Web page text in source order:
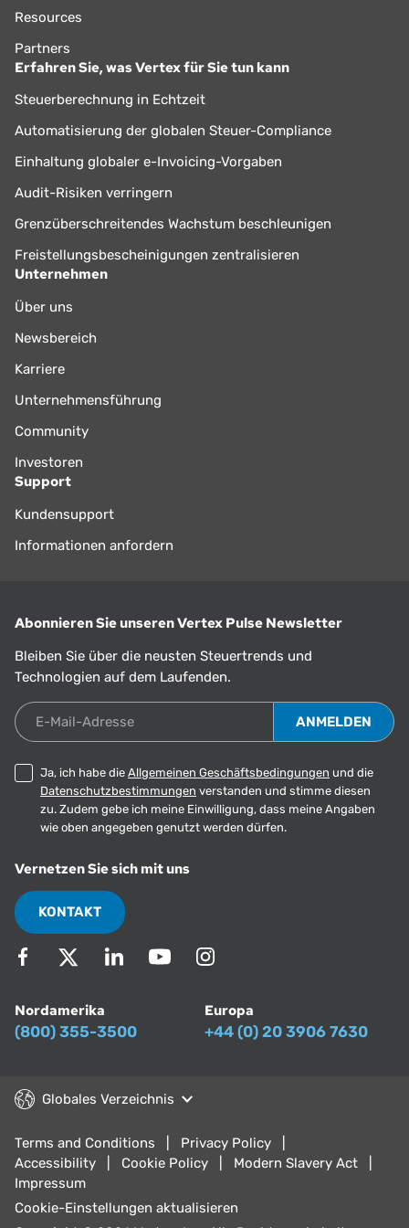
Steuerverwaltungsangebote gespielt hat.
Bevor er zu Vertex kam, war er als Senior Tax Accountant
und Property Tax Manager bei Foamex International, Inc.
tätig, einem Hersteller und Vermarkter von Schaumstoff
Mellon hatte außerdem mehrere Funktionen bei The
Franklin Mint inne und ist Mitglied des Institute of
Resources
Partners
Erfahren Sie, was Vertex für Sie tun kann
Steuerberechnung in Echtzeit
Automatisierung der globalen Steuer-Compliance
Einhaltung globaler e-Invoicing-Vorgaben
Audit-Risiken verringern
Grenzüberschreitendes Wachstum beschleunigen
Freistellungsbescheinigungen zentralisieren
Unternehmen
Über uns
Newsbereich
Karriere
Unternehmensführung
Community
Investoren
Support
Kundensupport
Informationen anfordern
Abonnieren Sie unseren Vertex Pulse Newsletter
Bleiben Sie über die neusten Steuertrends und
Technologien auf dem Laufenden.
E-Mail-Adresse
Ja, ich habe die Allgemeinen Geschäftsbedingungen und die
Datenschutzbestimmungen verstanden und stimme diesen
zu. Zudem gebe ich meine Einwilligung, dass meine Angaben
wie oben angegeben genutzt werden dürfen.
Vernetzen Sie sich mit uns
KONTAKT
Nordamerika
(800) 355-3500
Europa
+44 (0) 20 3906 7630
Globales Verzeichnis
Terms and Conditions
Privacy Policy
Accessibility
Cookie Policy
Modern Slavery Act
Impressum
Cookie-Einstellungen aktualisieren